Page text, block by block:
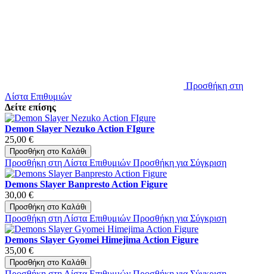
Προσθήκη στη
Λίστα Επιθυμιών
Δείτε επίσης
Demon Slayer Nezuko Action FIgure
25,00 €
Προσθήκη στο Καλάθι
Προσθήκη στη Λίστα Επιθυμιών Προσθήκη για Σύγκριση
Demons Slayer Banpresto Action Figure
30,00 €
Προσθήκη στο Καλάθι
Προσθήκη στη Λίστα Επιθυμιών Προσθήκη για Σύγκριση
Demons Slayer Gyomei Himejima Action Figure
35,00 €
Προσθήκη στο Καλάθι